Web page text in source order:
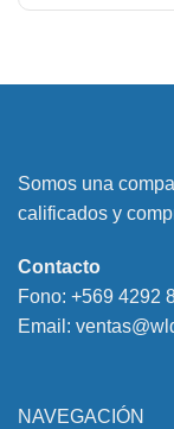
Somos una
calificados y
Contacto
Fono: +569 4292
Email:
NAVEGACIÓN